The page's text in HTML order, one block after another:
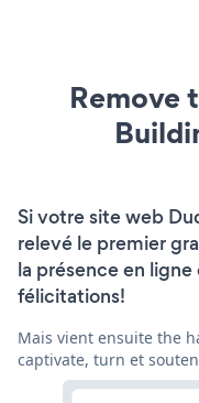
Remove
Si votre site web
relevé le premier
la présence en
félicitations!
Mais vient ensuite the
captivate, turn et